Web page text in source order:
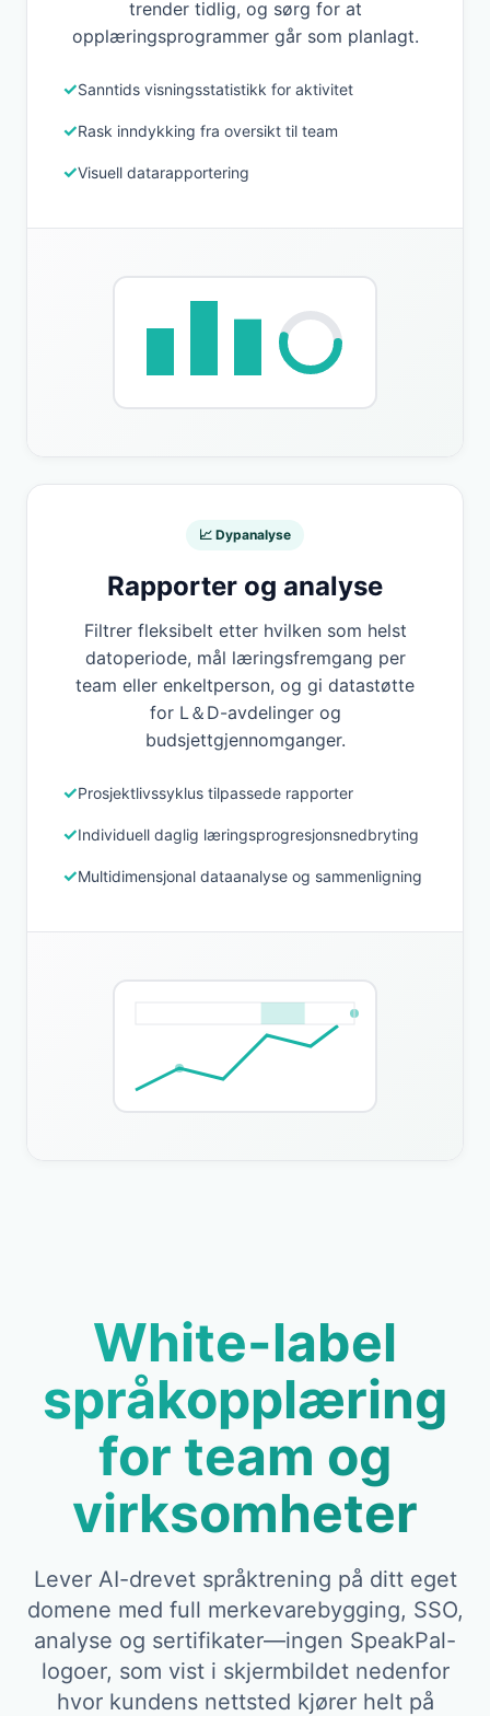
trender tidlig, og sørg for at
opplæringsprogrammer går som planlagt.
Sanntids visningsstatistikk for aktivitet
Rask inndykking fra oversikt til team
Visuell datarapportering
📈 Dypanalyse
Rapporter og analyse
Filtrer fleksibelt etter hvilken som helst
datoperiode, mål læringsfremgang per
team eller enkeltperson, og gi datastøtte
for L＆D-avdelinger og
budsjettgjennomganger.
Prosjektlivssyklus tilpassede rapporter
Individuell daglig læringsprogresjonsnedbryting
Multidimensjonal dataanalyse og sammenligning
White-label
språkopplæring
for team og
virksomheter
Lever AI-drevet språktrening på ditt eget
domene med full merkevarebygging, SSO,
analyse og sertifikater—ingen SpeakPal-
logoer, som vist i skjermbildet nedenfor
hvor kundens nettsted kjører helt på